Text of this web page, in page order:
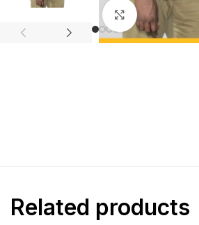
Cliquez
Related products